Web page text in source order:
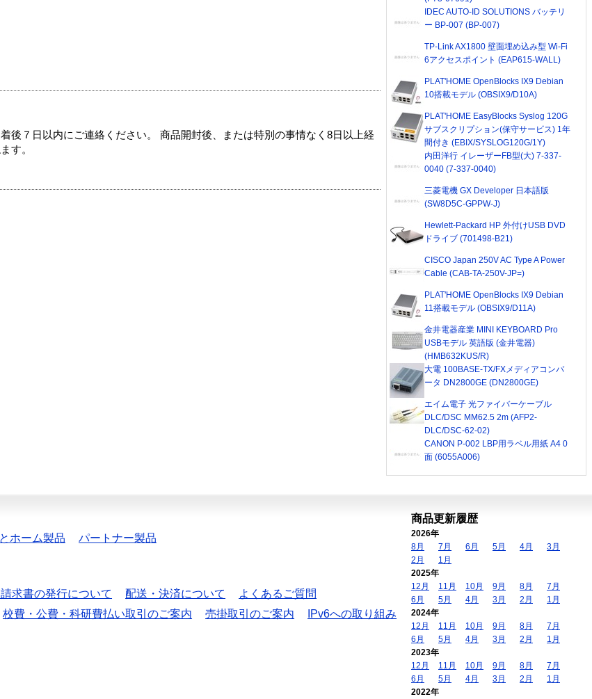
後７日以内にご連絡ください。 商品開封後、または特別の事情なく8日以上経
す。
IDEC AUTO-ID SOLUTIONS バッテリ
ー BP-007 (BP-007)
TP-Link AX1800 壁面埋め込み型 Wi-Fi
6アクセスポイント (EAP615-WALL)
PLAT'HOME OpenBlocks IX9 Debian
10搭載モデル (OBSIX9/D10A)
PLAT'HOME EasyBlocks Syslog 120G
サブスクリプション(保守サービス) 1年
間付き (EBIX/SYSLOG120G/1Y)
内田洋行 イレーザーFB型(大) 7-337-
0040 (7-337-0040)
三菱電機 GX Developer 日本語版
(SW8D5C-GPPW-J)
Hewlett-Packard HP 外付けUSB DVD
ドライブ (701498-B21)
CISCO Japan 250V AC Type A Power
Cable (CAB-TA-250V-JP=)
PLAT'HOME OpenBlocks IX9 Debian
11搭載モデル (OBSIX9/D11A)
金井電器産業 MINI KEYBOARD Pro
USBモデル 英語版 (金井電器)
(HMB632KUS/R)
大電 100BASE-TX/FXメディアコンバ
ータ DN2800GE (DN2800GE)
エイム電子 光ファイバーケーブル
DLC/DSC MM62.5 2m (AFP2-
DLC/DSC-62-02)
CANON P-002 LBP用ラベル用紙 A4 0
面 (6055A006)
ホーム製品 パートナー製品
求書の発行について 配送・決済について
よくあるご質問
校費・公費・科研費払い取引のご案内 売掛取引のご案内
IPv6への取り組み
商品更新履歴
2026年
8月
7月 6月 5月 4月
3月
2月
1月
2025年
12月
11月 10月 9月 8月
7月
6月
5月 4月 3月 2月
1月
2024年
12月
11月 10月 9月 8月
7月
6月
5月 4月 3月 2月
1月
2023年
12月
11月 10月 9月 8月
7月
6月
5月 4月 3月 2月
1月
2022年